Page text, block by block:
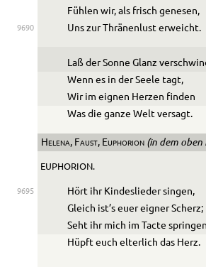
Fühlen wir, als frisch genesen,
9690 Uns zur Thränenlust erweicht.
Laß der Sonne Glanz
Wenn es in der Seele tagt,
Wir im eignen Herzen finden
Was die ganze Welt versagt.
Helena, Faust, Euphorion (in dem oben
EUPHORION.
9695
Hört ihr Kindeslieder singen,
Gleich ist’s euer eigner Scherz;
Seht ihr mich im Tacte
Hüpft euch elterlich das Herz.